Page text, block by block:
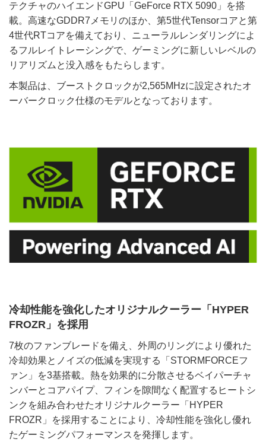
テクチャのハイエンドGPU「GeForce RTX 5090」を搭
載。高速なGDDR7メモリのほか、第5世代Tensorコアと第
4世代RTコアを備えており、ニューラルレンダリングによ
るフルレイトレーシングで、ゲーミングに新しいレベルの
リアリズムと没入感をもたらします。
本製品は、ブーストクロックが2,565MHzに設定されたオ
ーバークロック仕様のモデルとなっております。
冷却性能を強化したオリジナルクーラー「HYPER
FROZR」を採用
7枚のファンブレードを備え、外周のリングにより優れた
冷却効果とノイズの低減を実現する「STORMFORCEフ
ァン」を3基搭載。熱を効果的に分散させるベイパーチャ
ンバーとコアパイプ、フィンを隙間なく配置するヒートシ
ンクを組み合わせたオリジナルクーラー「HYPER
FROZR」を採用することにより、冷却性能を強化し優れ
たゲーミングパフォーマンスを発揮します。